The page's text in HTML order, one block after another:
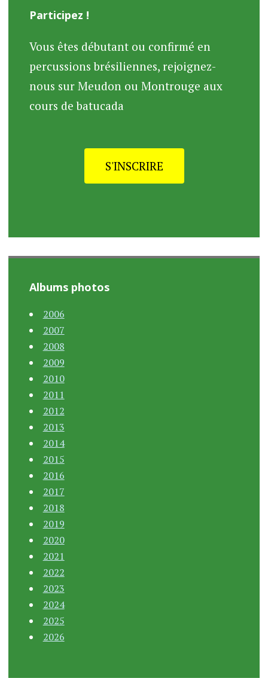
Participez !
Vous êtes débutant ou confirmé en
percussions brésiliennes, rejoignez-
nous sur Meudon ou Montrouge aux
cours de batucada
S'INSCRIRE
Albums photos
2006
2007
2008
2009
2010
2011
2012
2013
2014
2015
2016
2017
2018
2019
2020
2021
2022
2023
2024
2025
2026